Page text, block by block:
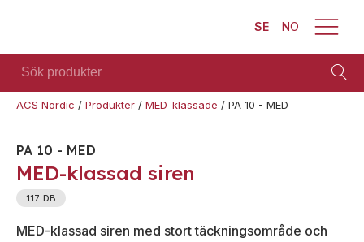
SE NO
Se alla
kategorier
Se alla
produkter
Brand
Sirener
Larmsystem
enheter
Sök
produkter
ACS Nordic / Produkter / MED-klassade / PA 10 - MED
PA 10 - MED
MED-klassad siren
117 DB
MED-klassad siren med stort täckningsområde och